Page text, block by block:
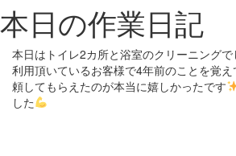
本日の作業日記
本日はトイレ2カ所と浴室のクリーニングで
利用頂いているお客様で4年前のことを覚
頼してもらえたのが本当に嬉しかったです
した